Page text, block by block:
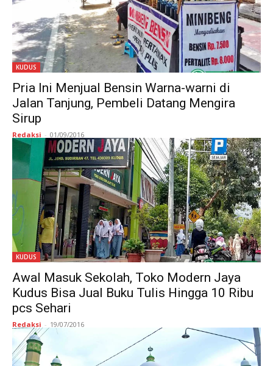
KUDUS
Pria Ini Menjual Bensin Warna-warni di
Jalan Tanjung, Pembeli Datang Mengira
Sirup
Redaksi - 01/09/2016
KUDUS
Awal Masuk Sekolah, Toko Modern Jaya
Kudus Bisa Jual Buku Tulis Hingga 10 Ribu
pcs Sehari
Redaksi - 19/07/2016